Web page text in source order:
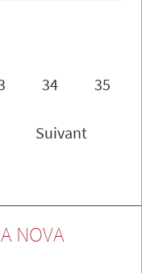
34 35
Suivant
NOVA